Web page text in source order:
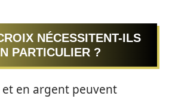
NÉCESSITENT-ILS
PARTICULIER ?
en argent peuvent